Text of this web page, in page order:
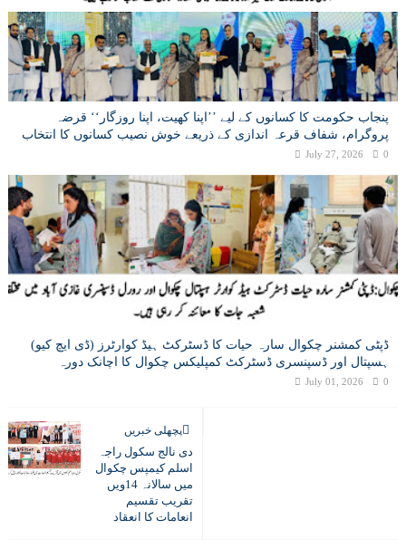
پنجاب حکومت کا کسانوں کے لیے ’’اپنا کھیت، اپنا روزگار‘‘ قرضہ
پروگرام، شفاف قرعہ اندازی کے ذریعے خوش نصیب کسانوں کا انتخاب
July 27, 2026 0
ڈپٹی کمشنر چکوال سارہ حیات کا ڈسٹرکٹ ہیڈ کوارٹرز (ڈی ایچ کیو)
ہسپتال اور ڈسپنسری ڈسٹرکٹ کمپلیکس چکوال کا اچانک دورہ
July 01, 2026 0
پچھلی خبریں
دی نالج سکول راجہ
اسلم کیمپس چکوال
میں سالانہ 14ویں
تقریب تقسیم
انعامات کا انعقاد